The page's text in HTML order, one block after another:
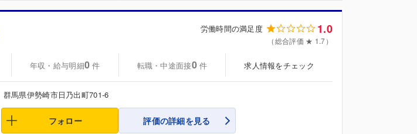
労働時間の満足度 1.0
（総合評価 ★ 1.7）
年収・給与明細0 件 転職・中途面接0 件 求人情報をチェック
群馬県伊勢崎市日乃出町701-6
フォロー 評価の詳細を見る